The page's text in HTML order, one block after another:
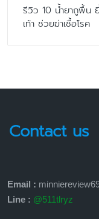
รีวิว 10 น้ำยาถูพื้น
เท้า ช่วยฆ่าเชื้อโรค
Contact us
Email :
Line : @511tlryz